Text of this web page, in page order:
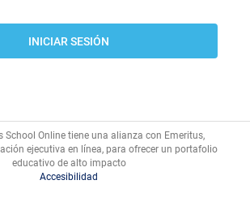
School Online tiene una alianza con Emeritus,
ejecutiva en línea, para ofrecer un portafolio
educativo de alto impacto
Accesibilidad